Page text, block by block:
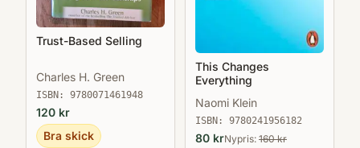
Trust-Based Selling
Charles H. Green
ISBN: 9780071461948
120 kr
Bra skick
This Changes
Everything
Naomi Klein
ISBN: 9780241956182
80 krNypris: 160kr